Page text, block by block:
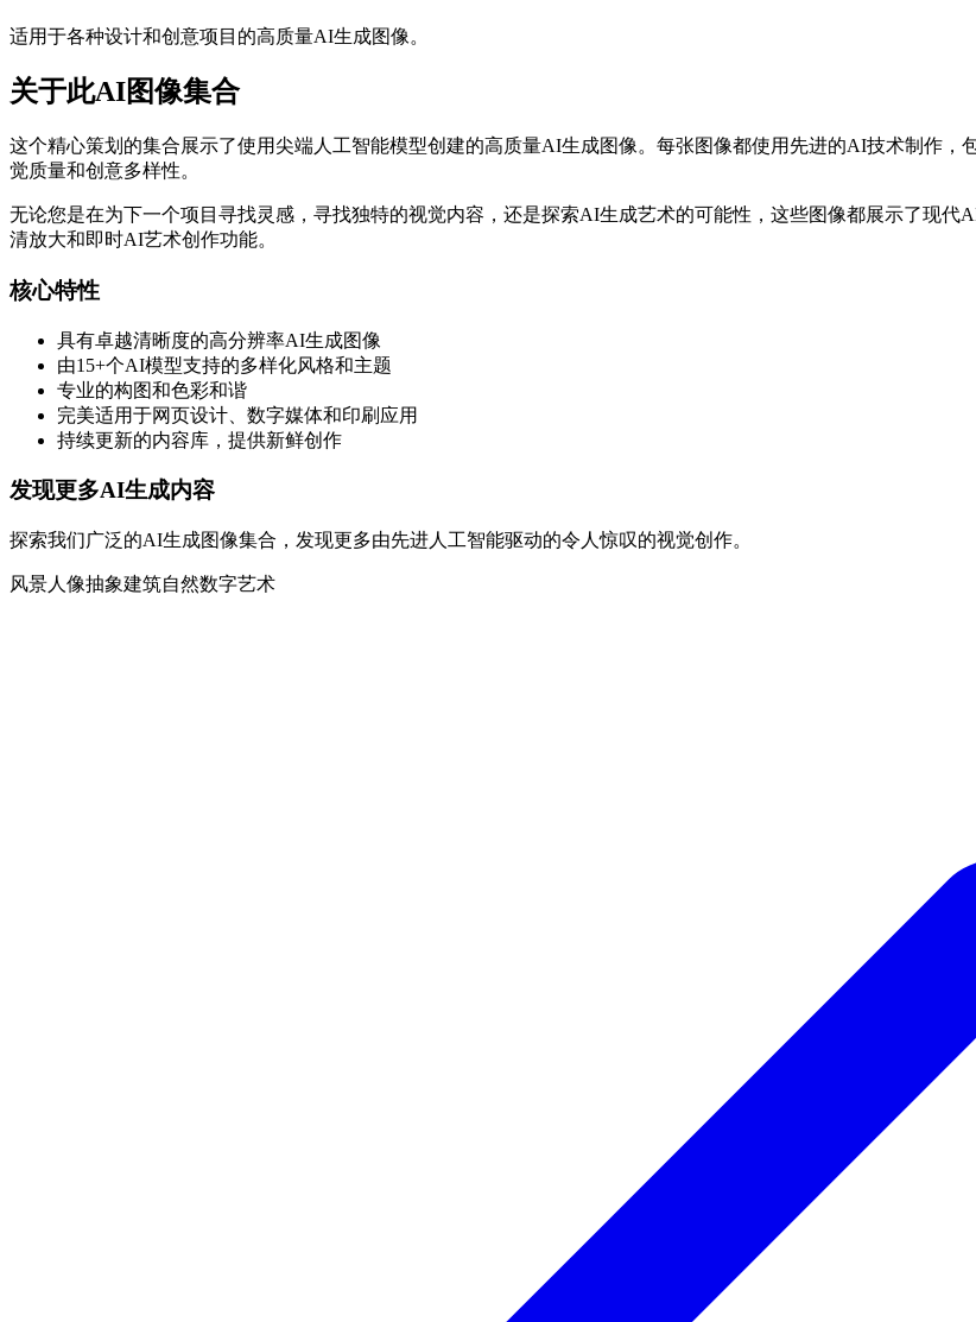
适用于各种设计和创意项目的高质量AI生成图像。
关于此AI图像集合
这个精心策划的集合展示了使用尖端人工智能模型创建的高质量AI生成图像。每张图像都使用先进的AI技术制作，
觉质量和创意多样性。
无论您是在为下一个项目寻找灵感，寻找独特的视觉内容，还是探索AI生成艺术的可能性，这些图像都展示了现
清放大和即时AI艺术创作功能。
核心特性
具有卓越清晰度的高分辨率AI生成图像
由15+个AI模型支持的多样化风格和主题
专业的构图和色彩和谐
完美适用于网页设计、数字媒体和印刷应用
持续更新的内容库，提供新鲜创作
发现更多AI生成内容
探索我们广泛的AI生成图像集合，发现更多由先进人工智能驱动的令人惊叹的视觉创作。
风景人像抽象建筑自然数字艺术